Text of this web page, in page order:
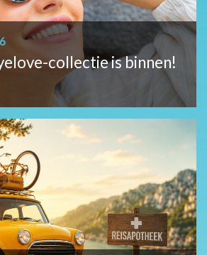
collectie is binnen!